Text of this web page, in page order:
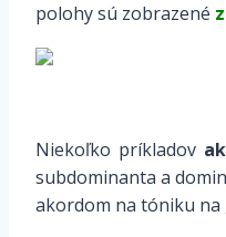
polohy sú zobrazené
Niekoľko príkladov
subdominanta a
akordom na tóniku na